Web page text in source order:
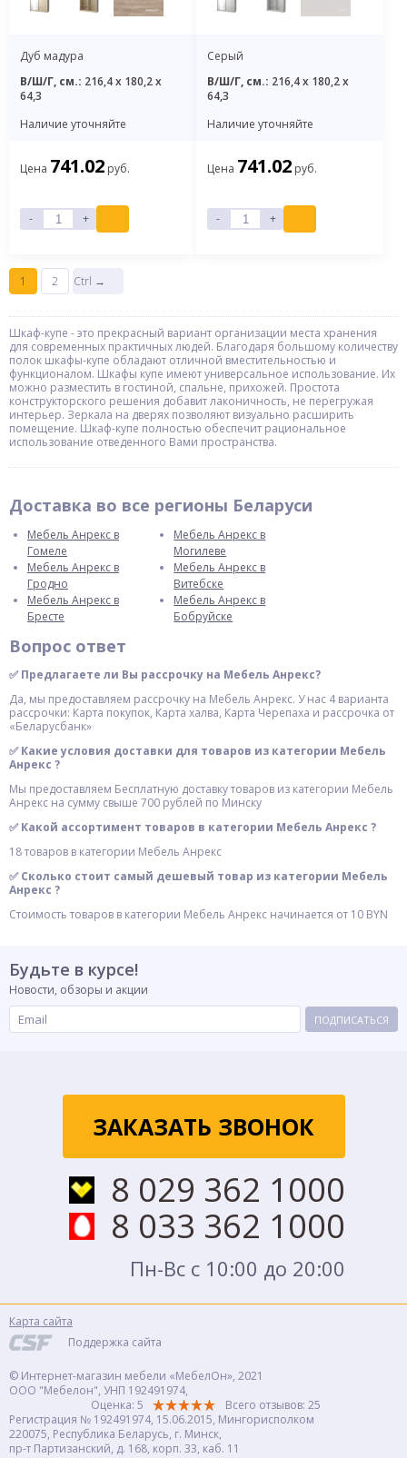
Дуб мадура
В/Ш/Г, см.: 216,4 x 180,2 x
64,3
Наличие уточняйте
Цена 741.02 руб.
- +
Серый
В/Ш/Г, см.: 216,4 x 180,2 x
64,3
Наличие уточняйте
Цена 741.02 руб.
- +
1 2 Ctrl →
Шкаф-купе - это прекрасный вариант организации места хранения
для современных практичных людей. Благодаря большому количеству
полок шкафы-купе обладают отличной вместительностью и
функционалом. Шкафы купе имеют универсальное использование. Их
можно разместить в гостиной, спальне, прихожей. Простота
конструкторского решения добавит лаконичность, не перегружая
интерьер. Зеркала на дверях позволяют визуально расширить
помещение. Шкаф-купе полностью обеспечит рациональное
использование отведенного Вами пространства.
Доставка во все регионы Беларуси
Мебель Анрекс в
Гомеле
Мебель Анрекс в
Гродно
Мебель Анрекс в
Бресте
Мебель Анрекс в
Могилеве
Мебель Анрекс в
Витебске
Мебель Анрекс в
Бобруйске
Вопрос ответ
✅ Предлагаете ли Вы рассрочку на Мебель Анрекс?
Да, мы предоставляем рассрочку на Мебель Анрекс. У нас 4 варианта
рассрочки: Карта покупок, Карта халва, Карта Черепаха и рассрочка от
«Беларусбанк»
✅ Какие условия доставки для товаров из категории Мебель
Анрекс ?
Мы предоставляем Бесплатную доставку товаров из категории Мебель
Анрекс на сумму свыше 700 рублей по Минску
✅ Какой ассортимент товаров в категории Мебель Анрекс ?
18 товаров в категории Мебель Анрекс
✅ Сколько стоит самый дешевый товар из категории Мебель
Анрекс ?
Стоимость товаров в категории Мебель Анрекс начинается от 10 BYN
Будьте в курсе!
Новости, обзоры и акции
ПОДПИСАТЬСЯ
ЗАКАЗАТЬ ЗВОНОК
8 029 362 1000
8 033 362 1000
Пн-Вс с 10:00 до 20:00
Карта сайта
Поддержка сайта
© Интернет-магазин мебели «МебелОн», 2021
ООО "Мебелон", УНП 192491974,
Оценка: 5
Всего отзывов: 25
Регистрация № 192491974, 15.06.2015, Мингорисполком
220075, Республика Беларусь, г. Минск,
пр-т Партизанский, д. 168, корп. 33, каб. 11